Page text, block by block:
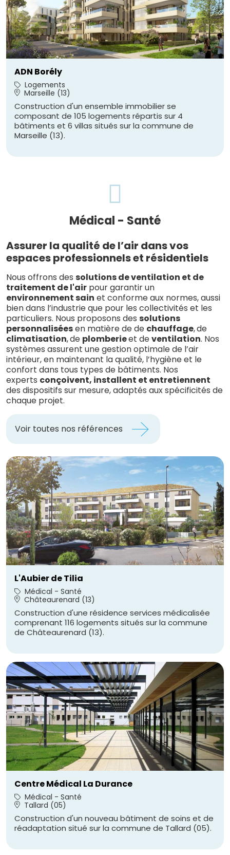
ADN Borély
Logements
Marseille (13)
Construction d'un ensemble immobilier se
composant de 105 logements répartis sur 4
bâtiments et 6 villas situés sur la commune de
Marseille (13).
Médical - Santé
Assurer la qualité de l’air dans vos
espaces professionnels et résidentiels
Nous offrons des solutions de ventilation et de
traitement de l'air pour garantir un
environnement sain et conforme aux normes, aussi
bien dans l’industrie que pour les collectivités et les
particuliers. Nous proposons des solutions
personnaliséesen matière de de chauffage,de
climatisation,de plomberieet deventilation. Nos
systèmes assurent une gestion optimale de l’air
intérieur, en maintenant la qualité, l’hygiène et le
confort dans tous types de bâtiments. Nos
experts conçoivent, installent et entretiennent
des dispositifs sur mesure, adaptés aux spécificités de
chaque projet.
Voir toutes nos références
L'Aubier de Tilia
Médical - Santé
Châteaurenard (13)
Construction d'une résidence services médicalisée
comprenant 116 logements situés sur la commune
de Châteaurenard (13).
Centre Médical La Durance
Médical - Santé
Tallard (05)
Construction d'un nouveau bâtiment de soins et de
réadaptation situé sur la commune de Tallard (05).